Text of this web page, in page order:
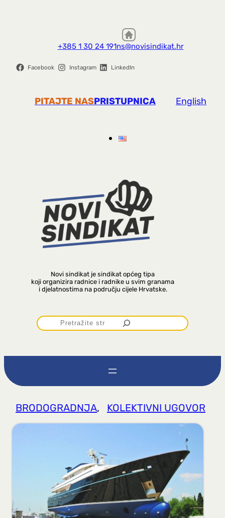
+385 1 30 24 191ns@novisindikat.hr
Facebook Instagram LinkedIn
PITAJTE NASPRISTUPNICA English
Novi sindikat je sindikat općeg tipa
koji organizira radnice i radnike u svim granama
i djelatnostima na području cijele Hrvatske.
P
r
t
r
g
a
BRODOGRADNJA, KOLEKTIVNI UGOVOR